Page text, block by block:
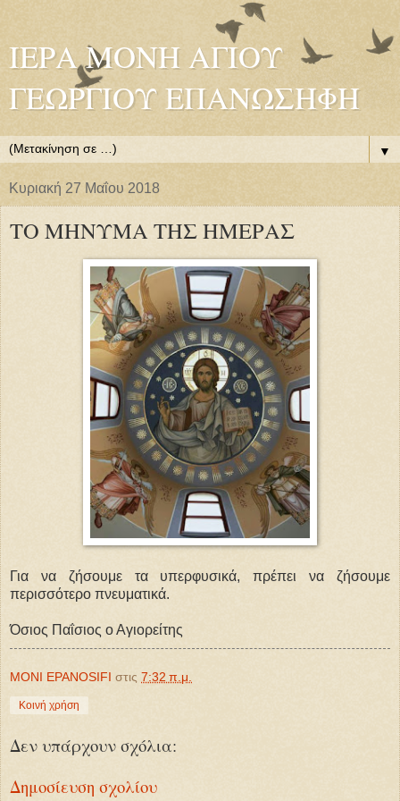
ΙΕΡΑ ΜΟΝΗ ΑΓΙΟΥ
ΓΕΩΡΓΙΟΥ ΕΠΑΝΩΣΗΦΗ
▼
Κυριακή 27 Μαΐου 2018
ΤΟ ΜΗΝΥΜΑ ΤΗΣ ΗΜΕΡΑΣ
Για να ζήσουμε τα υπερφυσικά, πρέπει να ζήσουμε
περισσότερο πνευματικά.
Όσιος Παΐσιος ο Αγιορείτης
MONI EPANOSIFI στις 7:32 π.μ.
Κοινή χρήση
Δεν υπάρχουν σχόλια:
Δημοσίευση σχολίου